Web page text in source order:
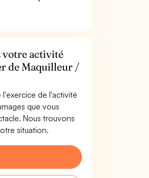
votre activité
de Maquilleur /
de l'activité
que vous
Nous trouvons
situation.